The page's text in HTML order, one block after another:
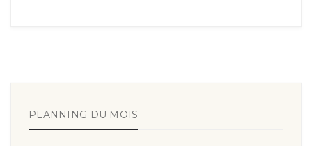
PLANNING DU MOIS